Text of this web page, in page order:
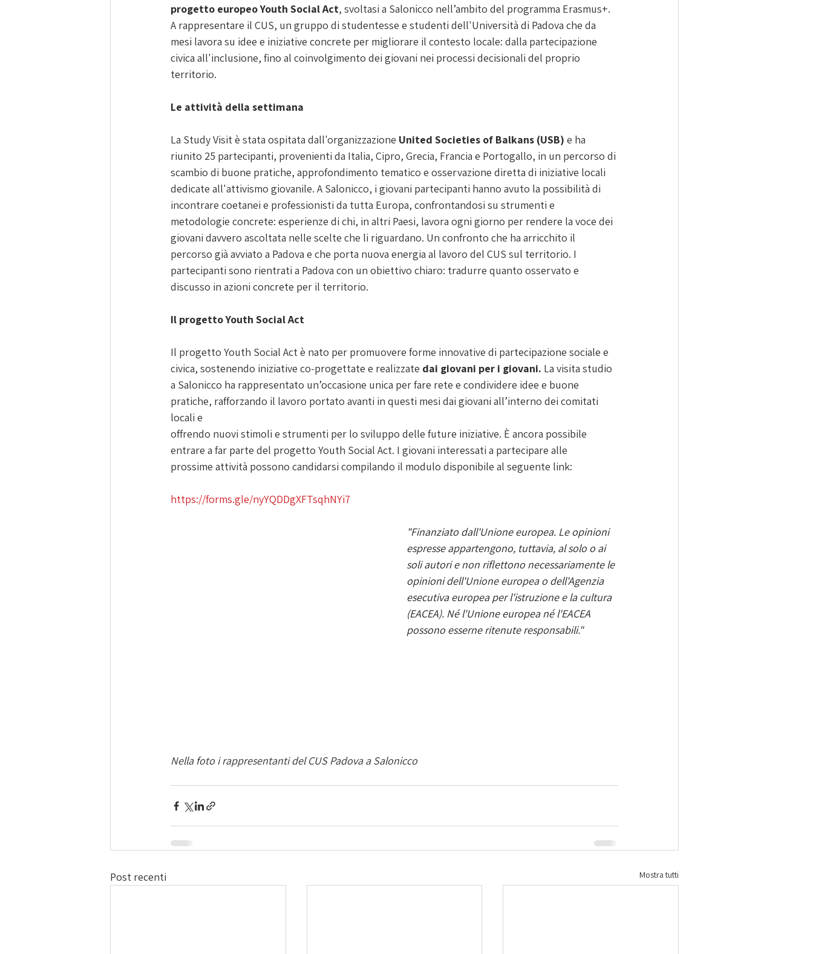
progetto europeo Youth Social Act, svoltasi a Salonicco nell’ambito del programma Erasmus+.
A rappresentare il CUS, un gruppo di studentesse e studenti dell'Università di Padova che da
mesi lavora su idee e iniziative concrete per migliorare il contesto locale: dalla partecipazione
civica all'inclusione, fino al coinvolgimento dei giovani nei processi decisionali del proprio
territorio.
Le attività della settimana
La Study Visit è stata ospitata dall'organizzazione United Societies of Balkans (USB) e ha
riunito 25 partecipanti, provenienti da Italia, Cipro, Grecia, Francia e Portogallo, in un percorso di
scambio di buone pratiche, approfondimento tematico e osservazione diretta di iniziative locali
dedicate all'attivismo giovanile. A Salonicco, i giovani partecipanti hanno avuto la possibilità di
incontrare coetanei e professionisti da tutta Europa, confrontandosi su strumenti e
metodologie concrete: esperienze di chi, in altri Paesi, lavora ogni giorno per rendere la voce dei
giovani davvero ascoltata nelle scelte che li riguardano. Un confronto che ha arricchito il
percorso già avviato a Padova e che porta nuova energia al lavoro del CUS sul territorio. I
partecipanti sono rientrati a Padova con un obiettivo chiaro: tradurre quanto osservato e
discusso in azioni concrete per il territorio.
Il progetto Youth Social Act
Il progetto Youth Social Act è nato per promuovere forme innovative di partecipazione sociale e
civica, sostenendo iniziative co-progettate e realizzate dai giovani per i giovani. La visita studio
a Salonicco ha rappresentato un’occasione unica per fare rete e condividere idee e buone
pratiche, rafforzando il lavoro portato avanti in questi mesi dai giovani all’interno dei comitati
locali e
offrendo nuovi stimoli e strumenti per lo sviluppo delle future iniziative. È ancora possibile
entrare a far parte del progetto Youth Social Act. I giovani interessati a partecipare alle
prossime attività possono candidarsi compilando il modulo disponibile al seguente link:
https://forms.gle/nyYQDDgXFTsqhNYi7
"Finanziato dall'Unione europea. Le opinioni
espresse appartengono, tuttavia, al solo o ai
soli autori e non riflettono necessariamente le
opinioni dell'Unione europea o dell'Agenzia
esecutiva europea per l'istruzione e la cultura
(EACEA). Né l'Unione europea né l'EACEA
possono esserne ritenute responsabili."
Nella foto i rappresentanti del CUS Padova a Salonicco
Post recenti Mostra tutti